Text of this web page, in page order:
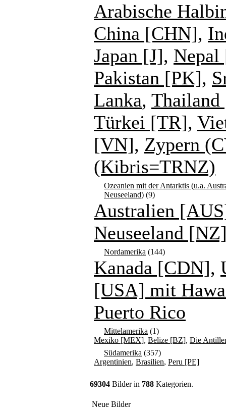
Arabische
China [CHN],
Japan [J],
Pakistan [PK],
Lanka,
Türkei [TR],
[VN], Zypern
(Kibris=TRNZ)
Ozeanien mit der Antarktis (u.a.
Neuseeland) (9)
Australien
Neuseeland
Nordamerika (144)
Kanada [CDN],
[USA] mit
Puerto Rico
Mittelamerika (1)
Mexiko [MEX], Belize [BZ], Die
Südamerika (357)
Argentinien, Brasilien, Peru [PE]
69304 Bilder in 788 Kategorien.
Neue Bilder